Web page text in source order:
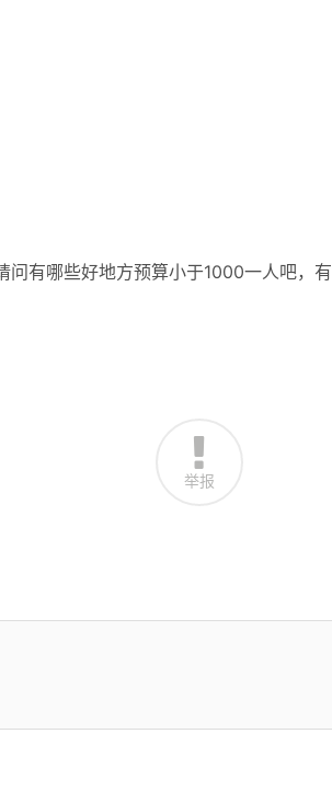
问有哪些好地方预算小于1000一人吧，有
举报